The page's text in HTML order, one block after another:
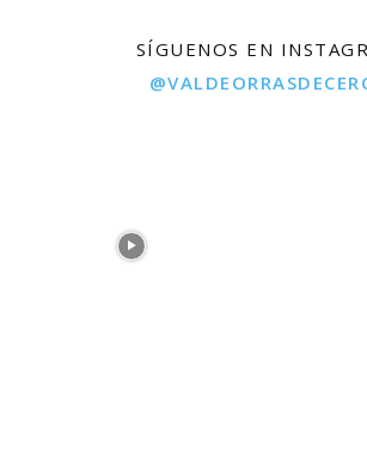
SÍGUENOS EN